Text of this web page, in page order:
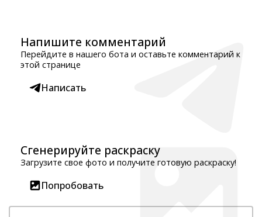
Напишите комментарий
Перейдите в нашего бота и оставьте комментарий к
этой странице
Написать
Сгенерируйте раскраску
Загрузите свое фото и получите готовую раскраску!
Попробовать